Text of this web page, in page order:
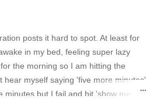
posts it hard to spot. At least for
in my bed, feeling super lazy
the morning so I am hitting the
hear myself saying 'five more minutes'
but I fail and hit 'show me